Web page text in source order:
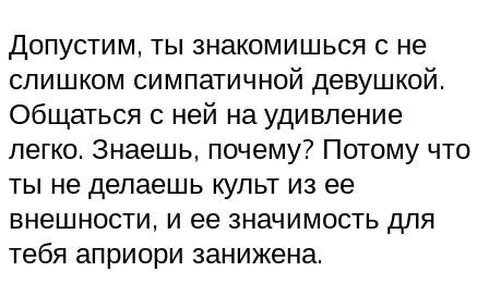
Допустим, ты знакомишься с не
слишком симпатичной девушкой.
Общаться с ней на удивление
легко. Знаешь, почему? Потому что
ты не делаешь культ из ее
внешности, и ее значимость для
тебя априори занижена.